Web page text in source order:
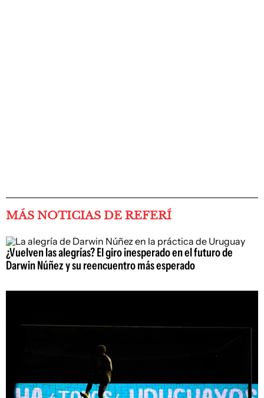
MÁS NOTICIAS DE REFERÍ
¿Vuelven las alegrías? El giro inesperado en el futuro de
Darwin Núñez y su reencuentro más esperado